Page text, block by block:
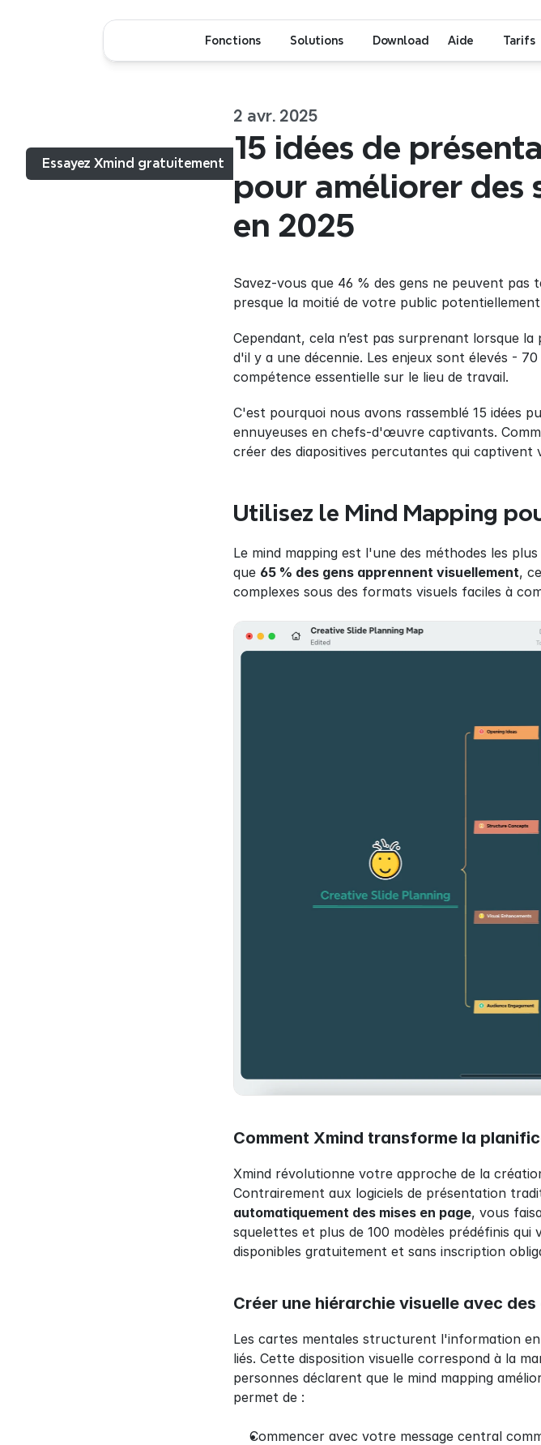
Essayez Xmind gratuitement
2 avr. 2025
15 idées de
pour améliorer des
en 2025
Savez-vous que 46 % des gens ne peuvent
presque la moitié de votre public
Cependant, cela n’est pas surprenant lorsque
d'il y a une décennie. Les enjeux sont élevés -
compétence essentielle sur le lieu de travail.
C'est pourquoi nous avons rassemblé 15 idées
ennuyeuses en chefs-d'œuvre captivants.
créer des diapositives percutantes qui
Utilisez le Mind Mapping
Le mind mapping est l'une des méthodes les
que 65 % des gens apprennent visuellement,
complexes sous des formats visuels faciles à
Comment Xmind transforme la
Xmind révolutionne votre approche de la
Contrairement aux logiciels de présentation
automatiquement des mises en page, vous
squelettes et plus de 100 modèles prédéfinis
disponibles gratuitement et sans inscription
Créer une hiérarchie visuelle avec
Les cartes mentales structurent l'information
liés. Cette disposition visuelle correspond à la
personnes déclarent que le mind mapping
permet de :
Commencer avec votre message central
Fonctions Solutions Download Aide Tarifs